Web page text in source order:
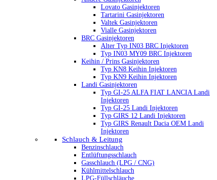
Lovato Gasinjektoren
Tartarini Gasinjektoren
Valtek Gasinjektoren
Vialle Gasinjektoren
BRC Gasinjektoren
Alter Typ IN03 BRC Injektoren
Typ IN03 MY09 BRC Injektoren
Keihin / Prins Gasinjektoren
Typ KN8 Keihin Injektoren
Typ KN9 Keihin Injektoren
Landi Gasinjektoren
Typ GI-25 ALFA FIAT LANCIA Landi
Injektoren
Typ GI-25 Landi Injektoren
Typ GIRS 12 Landi Injektoren
Typ GIRS Renault Dacia OEM Landi
Injektoren
Schlauch & Leitung
Benzinschlauch
Entlüftungsschlauch
Gasschlauch (LPG / CNG)
Kühlmittelschlauch
LPG-Füllschläuche